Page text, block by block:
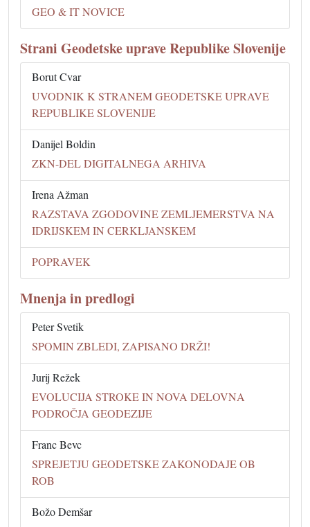
GEO & IT NOVICE
Strani Geodetske uprave Republike Slovenije
Borut Cvar
UVODNIK K STRANEM GEODETSKE UPRAVE
REPUBLIKE SLOVENIJE
Danijel Boldin
ZKN-DEL DIGITALNEGA ARHIVA
Irena Ažman
RAZSTAVA ZGODOVINE ZEMLJEMERSTVA NA
IDRIJSKEM IN CERKLJANSKEM
POPRAVEK
Mnenja in predlogi
Peter Svetik
SPOMIN ZBLEDI, ZAPISANO DRŽI!
Jurij Režek
EVOLUCIJA STROKE IN NOVA DELOVNA
PODROČJA GEODEZIJE
Franc Bevc
SPREJETJU GEODETSKE ZAKONODAJE OB
ROB
Božo Demšar